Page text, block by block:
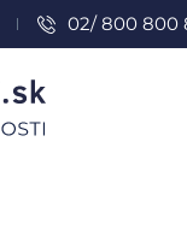
02/ 800 800